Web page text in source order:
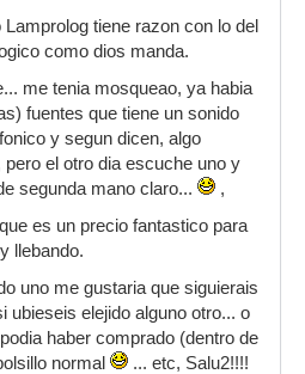
tiene razon con lo del
como dios manda.
me tenia mosqueao, ya habia
fuentes que tiene un sonido
y segun dicen, algo
el otro dia escuche uno y
segunda mano claro...
,
es un precio fantastico para
llebando.
uno me gustaria que siguierais
ubieseis elejido alguno otro... o
haber comprado (dentro de
normal
... etc, Salu2!!!!